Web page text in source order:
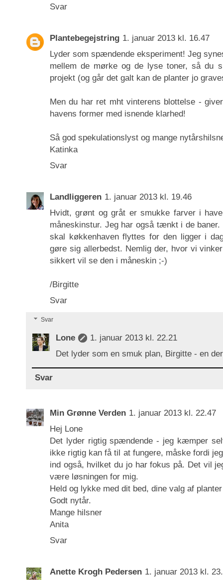
Svar
Plantebegejstring 1. januar 2013 kl. 16.47
Lyder som spændende eksperiment! Jeg
mellem de mørke og de lyse toner, så du
projekt (og går det galt kan de planter jo
Men du har ret mht vinterens blottelse -
havens former med isnende klarhed!
Så god spekulationslyst og mange
Katinka
Svar
Landliggeren 1. januar 2013 kl. 19.46
Hvidt, grønt og gråt er smukke farver i
måneskinstur. Jeg har også tænkt i de
skal køkkenhaven flyttes for den ligger i
gøre sig allerbedst. Nemlig der, hvor vi
sikkert vil se den i måneskin ;-)
/Birgitte
Svar
Svar
Lone
1. januar 2013 kl. 22.21
Det lyder som en smuk plan, Birgitte - en
Svar
Min Grønne Verden 1. januar 2013 kl. 22.47
Hej Lone
Det lyder rigtig spændende - jeg kæmper
ikke rigtig kan få til at fungere, måske fordi
ind også, hvilket du jo har fokus på. Det vil
være løsningen for mig.
Held og lykke med dit bed, dine valg af
Godt nytår.
Mange hilsner
Anita
Svar
Anette Krogh Pedersen 1. januar 2013 kl.